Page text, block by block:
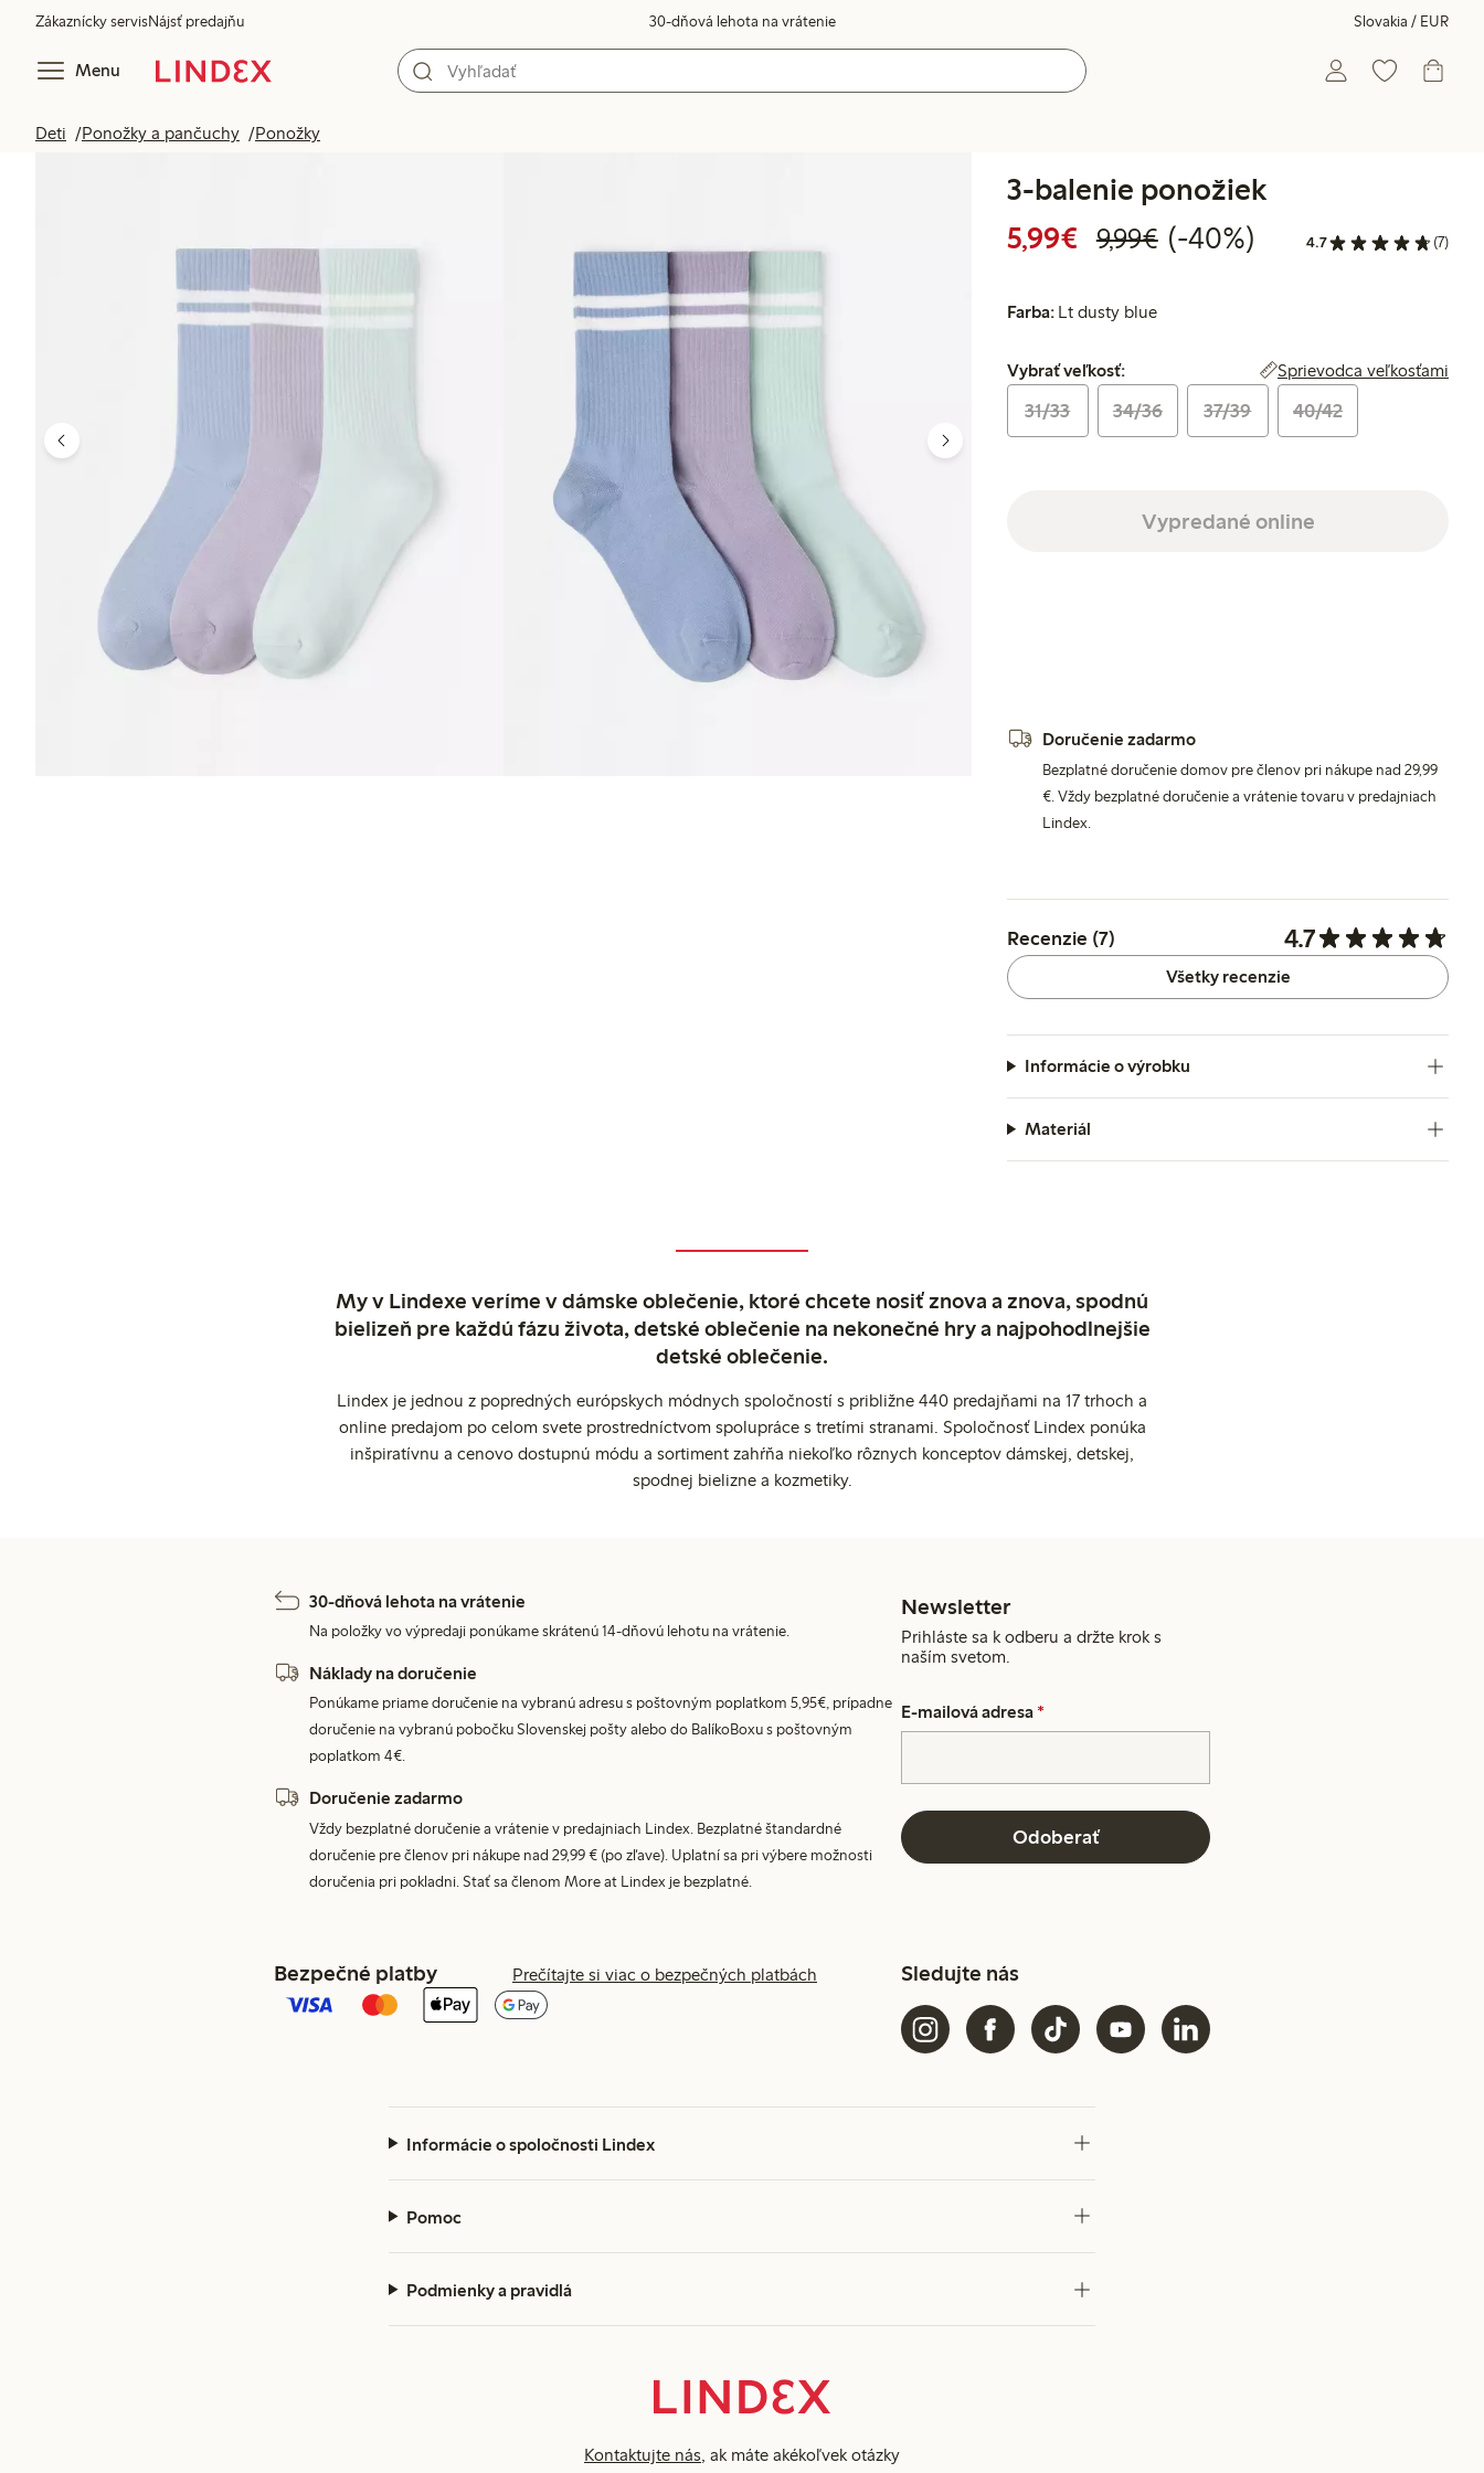
Zákaznícky servisNájsť predajňu 30-dňová lehota na vrátenie Slovakia / EUR
Menu
Deti Ponožky a pančuchy Ponožky
3-balenie ponožiek
5,99€ Zvýhodnená cena: 5,99 €
9,99€Bežná cena: 9,99 €
40% zľava
(-40%) 4.7 (7)
Farba: Lt dusty blue
Vybrať veľkosť:
Vybrať veľkosť: Sprievodca veľkosťami
31/33 34/36 37/39 40/42
Vypredané online
Doručenie zadarmo
Bezplatné doručenie domov pre členov pri nákupe nad 29,99
€. Vždy bezplatné doručenie a vrátenie tovaru v predajniach
Lindex.
Recenzie (7) 4.7
Všetky recenzie
Informácie o výrobku
Materiál
My v Lindexe veríme v dámske oblečenie, ktoré chcete nosiť znova a znova, spodnú
bielizeň pre každú fázu života, detské oblečenie na nekonečné hry a najpohodlnejšie
detské oblečenie.
Lindex je jednou z popredných európskych módnych spoločností s približne 440 predajňami na 17 trhoch a
online predajom po celom svete prostredníctvom spolupráce s tretími stranami. Spoločnosť Lindex ponúka
inšpiratívnu a cenovo dostupnú módu a sortiment zahŕňa niekoľko rôznych konceptov dámskej, detskej,
spodnej bielizne a kozmetiky.
30-dňová lehota na vrátenie
Na položky vo výpredaji ponúkame skrátenú 14-dňovú lehotu na vrátenie.
Náklady na doručenie
Ponúkame priame doručenie na vybranú adresu s poštovným poplatkom 5,95€, prípadne
doručenie na vybranú pobočku Slovenskej pošty alebo do BalíkoBoxu s poštovným
poplatkom 4€.
Doručenie zadarmo
Vždy bezplatné doručenie a vrátenie v predajniach Lindex. Bezplatné štandardné
doručenie pre členov pri nákupe nad 29,99 € (po zľave). Uplatní sa pri výbere možnosti
doručenia pri pokladni. Stať sa členom More at Lindex je bezplatné.
Newsletter
Prihláste sa k odberu a držte krok s
naším svetom.
E-mailová adresa *
Odoberať
Bezpečné platby Prečítajte si viac o bezpečných platbách Sledujte nás
Informácie o spoločnosti Lindex
Pomoc
Podmienky a pravidlá
Kontaktujte nás, ak máte akékoľvek otázky